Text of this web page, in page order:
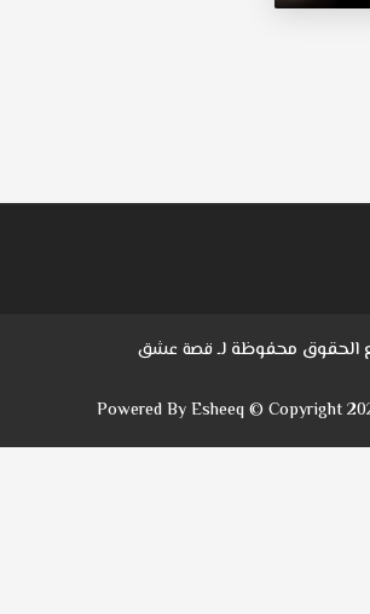
الحقوق محفوظة لـقصة عشق
Powered By Esheeq © Copyright